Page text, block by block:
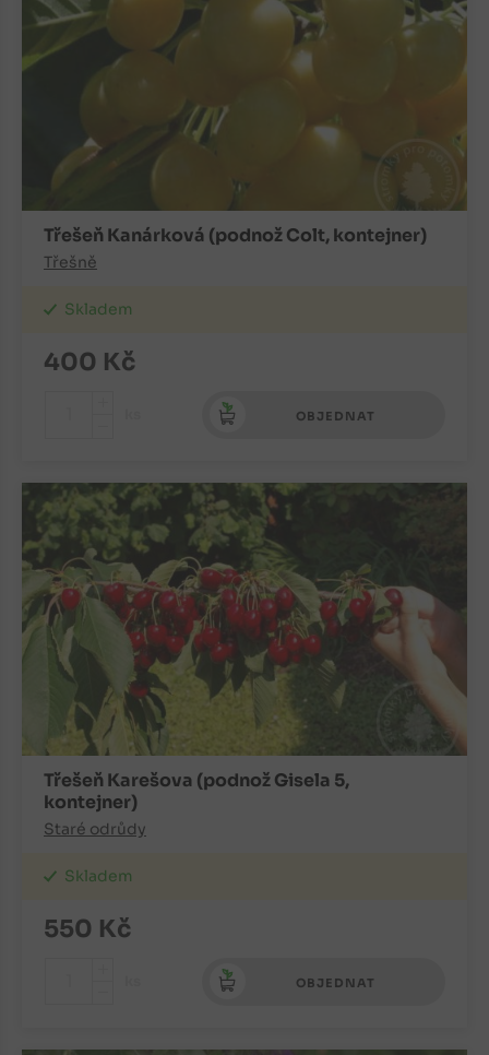
Třešeň Kanárková (podnož Colt, kontejner)
Třešně
Skladem
400 Kč
OBJEDNAT
Třešeň Karešova (podnož Gisela 5,
kontejner)
Staré odrůdy
Skladem
550 Kč
OBJEDNAT